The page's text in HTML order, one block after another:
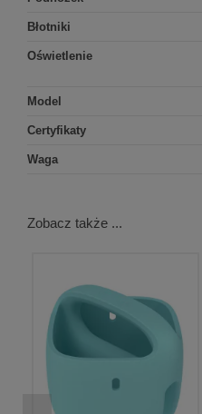
Błotniki
Oświetlenie
Model
Certyfikaty
Waga
Zobacz także ...